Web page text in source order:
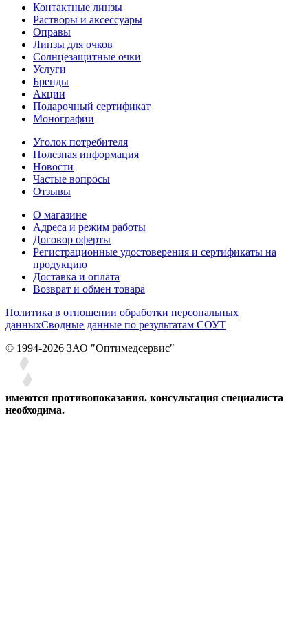
Контактные линзы
Растворы и аксессуары
Оправы
Линзы для очков
Солнцезащитные очки
Услуги
Бренды
Акции
Подарочный сертификат
Монографии
Уголок потребителя
Полезная информация
Новости
Частые вопросы
Отзывы
О магазине
Адреса и режим работы
Договор оферты
Регистрационные удостоверения и сертификаты на
продукцию
Доставка и оплата
Возврат и обмен товара
Политика в отношении обработки персональных
данныхСводные данные по результатам СОУТ
© 1994-2026 ЗАО ″Оптимедсервис″
имеются противопоказания. консультация специалиста
необходима.